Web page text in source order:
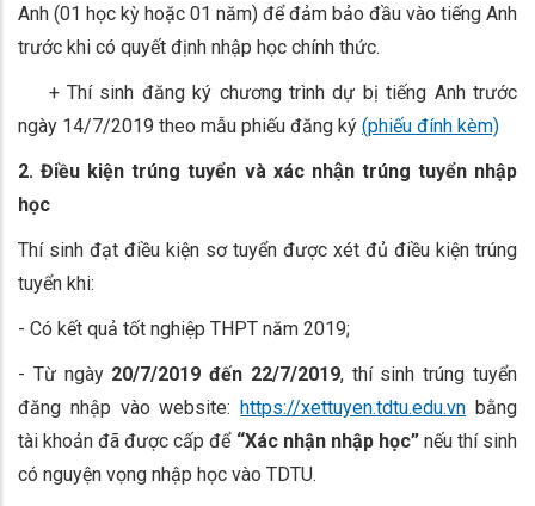
Anh (01 học kỳ hoặc 01 năm) để đảm bảo đầu vào tiếng Anh
trước khi có quyết định nhập học chính thức.
+ Thí sinh đăng ký chương trình dự bị tiếng Anh trước
ngày 14/7/2019 theo mẫu phiếu đăng ký (phiếu đính kèm)
2. Điều kiện trúng tuyển và xác nhận trúng tuyển nhập
học
Thí sinh đạt điều kiện sơ tuyển được xét đủ điều kiện trúng
tuyển khi:
- Có kết quả tốt nghiệp THPT năm 2019;
- Từ ngày 20/7/2019 đến 22/7/2019, thí sinh trúng tuyển
đăng nhập vào website:https://xettuyen.tdtu.edu.vn bằng
tài khoản đã được cấp để “Xác nhận nhập học”nếu thí sinh
có nguyện vọng nhập học vào TDTU.